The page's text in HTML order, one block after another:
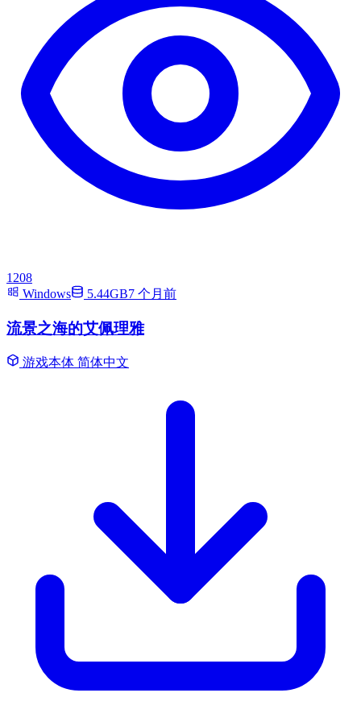
1208
Windows
5.44GB7 个月前
流景之海的艾佩理雅
游戏本体 简体中文